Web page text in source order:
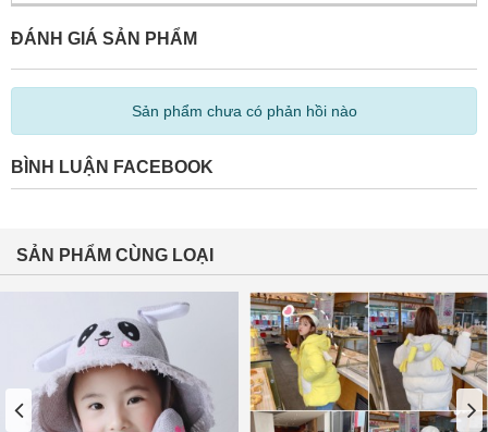
ĐÁNH GIÁ SẢN PHẨM
Sản phẩm chưa có phản hồi nào
BÌNH LUẬN FACEBOOK
SẢN PHẨM CÙNG LOẠI